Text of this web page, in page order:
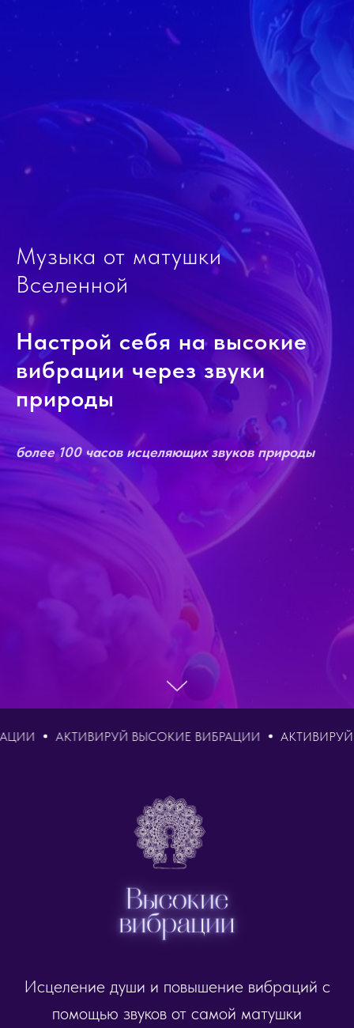
Музыка от матушки
Вселенной
Настрой себя на высокие
вибрации через звуки
природы
более 100 часов исцеляющих звуков природы
АКТИВИРУЙ ВЫСОКИЕ ВИБРАЦИИ АКТИВИРУЙ
Исцеление души и повышение вибраций с
помощью звуков от самой матушки